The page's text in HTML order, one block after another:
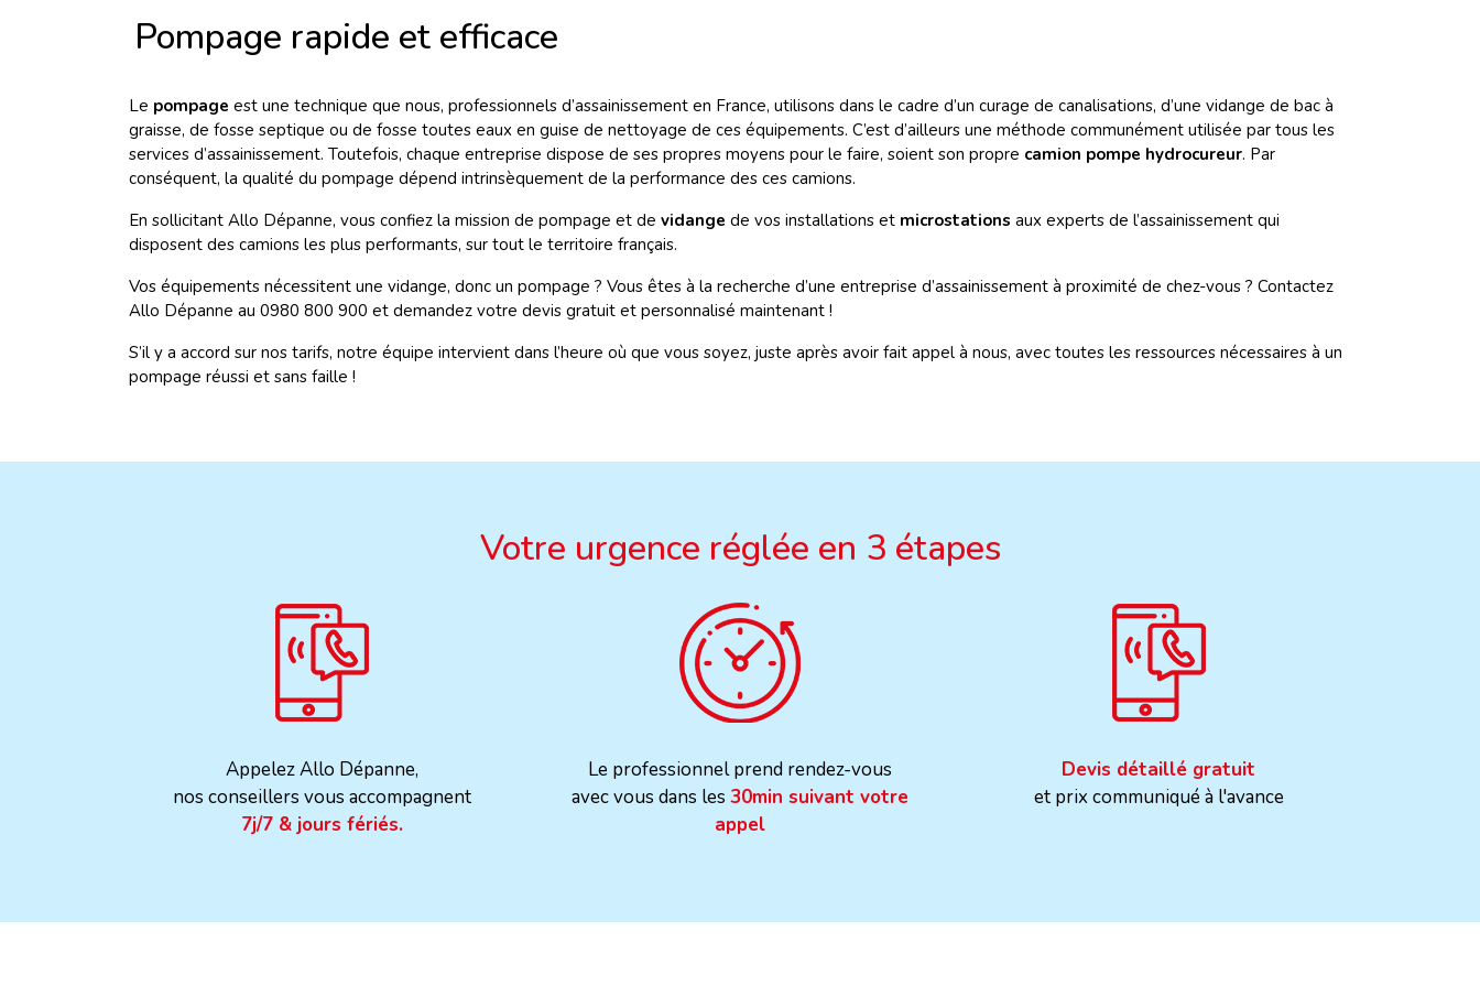
Pompage rapide et efficace
Le pompage est une technique que nous, professionnels d’assainissement en France, utilisons dans le cadre d’un curage de canalisations, d’une vidange de bac à
graisse, de fosse septique ou de fosse toutes eaux en guise de nettoyage de ces équipements. C’est d’ailleurs une méthode communément utilisée par tous les
services d’assainissement. Toutefois, chaque entreprise dispose de ses propres moyens pour le faire, soient son propre camion pompe hydrocureur. Par
conséquent, la qualité du pompage dépend intrinsèquement de la performance des ces camions.
En sollicitant Allo Dépanne, vous confiez la mission de pompage et de vidange de vos installations et microstations aux experts de l’assainissement qui
disposent des camions les plus performants, sur tout le territoire français.
Vos équipements nécessitent une vidange, donc un pompage ? Vous êtes à la recherche d’une entreprise d’assainissement à proximité de chez-vous ? Contactez
Allo Dépanne au 0980 800 900 et demandez votre devis gratuit et personnalisé maintenant !
S’il y a accord sur nos tarifs, notre équipe intervient dans l’heure où que vous soyez, juste après avoir fait appel à nous, avec toutes les ressources nécessaires à un
pompage réussi et sans faille !
Votre urgence réglée en 3 étapes
Appelez Allo Dépanne,
nos conseillers vous accompagnent
7j/7 & jours fériés.
Le professionnel prend rendez-vous
avec vous dans les 30min suivant votre
appel
Devis détaillé gratuit
et prix communiqué à l'avance